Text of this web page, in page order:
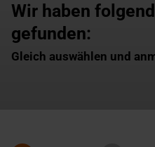
Wir haben
gefunden:
Gleich auswählen und